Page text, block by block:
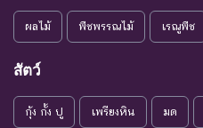
พันธุ์
ส
พัน
NT : Near
ใกล้ถูก
ช
ผลไม้ พืชพรรณไม้ เรณูพืช
สัตว์
กุ้ง กั้ง ปู เพรียงหิน มด